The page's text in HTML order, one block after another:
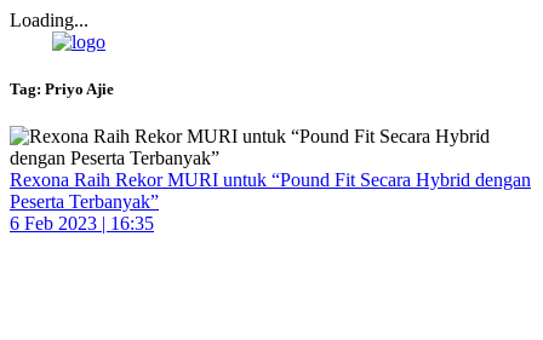
Loading...
Tag: Priyo Ajie
Rexona Raih Rekor MURI untuk “Pound Fit Secara Hybrid dengan
Peserta Terbanyak”
6 Feb 2023 | 16:35